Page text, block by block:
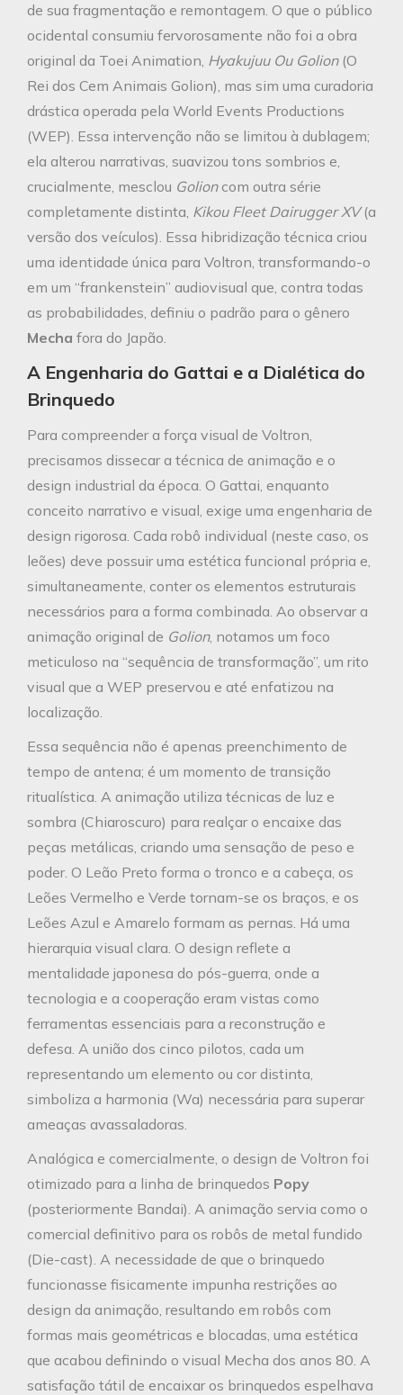
de sua fragmentação e remontagem. O que o público
ocidental consumiu fervorosamente não foi a obra
original da Toei Animation, Hyakujuu Ou Golion(O
Rei dos Cem Animais Golion), mas sim uma curadoria
drástica operada pela World Events Productions
(WEP). Essa intervenção não se limitou à dublagem;
ela alterou narrativas, suavizou tons sombrios e,
crucialmente, mesclou Golioncom outra série
completamente distinta, Kikou Fleet Dairugger XV(a
versão dos veículos). Essa hibridização técnica criou
uma identidade única para Voltron, transformando-o
em um “frankenstein” audiovisual que, contra todas
as probabilidades, definiu o padrão para o gênero
Mecha fora do Japão.
A Engenharia do Gattai e a Dialética do
Brinquedo
Para compreender a força visual de Voltron,
precisamos dissecar a técnica de animação e o
design industrial da época. O Gattai, enquanto
conceito narrativo e visual, exige uma engenharia de
design rigorosa. Cada robô individual (neste caso, os
leões) deve possuir uma estética funcional própria e,
simultaneamente, conter os elementos estruturais
necessários para a forma combinada. Ao observar a
animação original de Golion, notamos um foco
meticuloso na “sequência de transformação”, um rito
visual que a WEP preservou e até enfatizou na
localização.
Essa sequência não é apenas preenchimento de
tempo de antena; é um momento de transição
ritualística. A animação utiliza técnicas de luz e
sombra (Chiaroscuro) para realçar o encaixe das
peças metálicas, criando uma sensação de peso e
poder. O Leão Preto forma o tronco e a cabeça, os
Leões Vermelho e Verde tornam-se os braços, e os
Leões Azul e Amarelo formam as pernas. Há uma
hierarquia visual clara. O design reflete a
mentalidade japonesa do pós-guerra, onde a
tecnologia e a cooperação eram vistas como
ferramentas essenciais para a reconstrução e
defesa. A união dos cinco pilotos, cada um
representando um elemento ou cor distinta,
simboliza a harmonia (Wa) necessária para superar
ameaças avassaladoras.
Analógica e comercialmente, o design de Voltron foi
otimizado para a linha de brinquedos Popy
(posteriormente Bandai). A animação servia como o
comercial definitivo para os robôs de metal fundido
(Die-cast). A necessidade de que o brinquedo
funcionasse fisicamente impunha restrições ao
design da animação, resultando em robôs com
formas mais geométricas e blocadas, uma estética
que acabou definindo o visual Mecha dos anos 80. A
satisfação tátil de encaixar os brinquedos espelhava